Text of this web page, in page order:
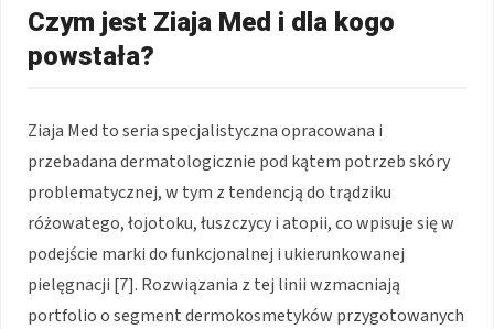
Czym jest Ziaja Med i dla kogo
powstała?
Ziaja Med to seria specjalistyczna opracowana i
przebadana dermatologicznie pod kątem potrzeb skóry
problematycznej, w tym z tendencją do trądziku
różowatego, łojotoku, łuszczycy i atopii, co wpisuje się w
podejście marki do funkcjonalnej i ukierunkowanej
pielęgnacji [7]. Rozwiązania z tej linii wzmacniają
portfolio o segment dermokosmetyków przygotowanych